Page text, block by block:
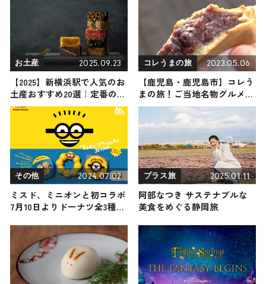
お土産 2025.09.23
【2025】新横浜駅で人気のお
土産おすすめ20選｜定番のお
菓子からおしゃれなお土産・
ばらまき用まで幅広く紹介
コレうまの旅 2023.05.06
【鹿児島・鹿児島市】コレう
まの旅！ご当地名物グルメを
お届け
その他 2024.07.02
ミスド、ミニオンと初コラボ
7月10日よりドーナツ全3種類
プラス旅 2025.01.11
阿部なつき サステナブルな
美食をめぐる静岡旅